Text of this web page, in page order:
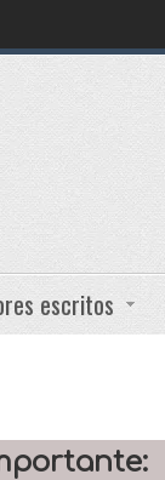
escritos